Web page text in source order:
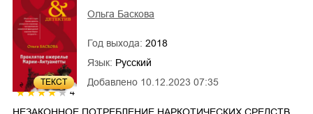
ТЕКСТ
4
Добавлено 10.12.2023 07:35
Ольга Баскова
Год выхода: 2018
Язык: Русский
НЕЗАКОННОЕ ПОТРЕБЛЕНИЕ НАРКОТИЧЕСКИХ СРЕДСТВ,